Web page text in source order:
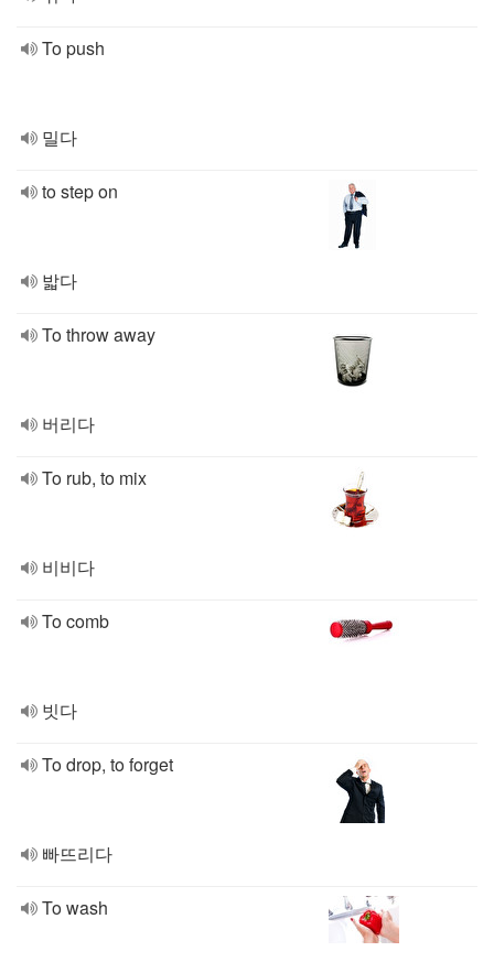
To push
밀다
to step on
밟다
To throw away
버리다
To rub, to mix
비비다
To comb
빗다
To drop, to forget
빠뜨리다
To wash